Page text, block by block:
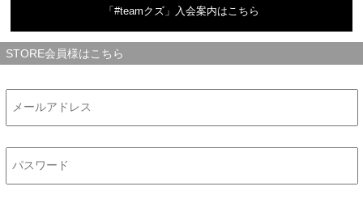
「#teamクズ」入会案内はこちら
STORE会員様はこちら